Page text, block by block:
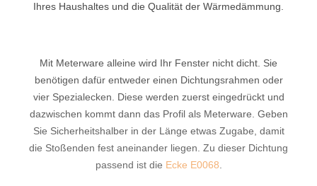
Ihres Haushaltes und die Qualität der Wärmedämmung.
Mit Meterware alleine wird Ihr Fenster nicht dicht. Sie
benötigen dafür entweder einen Dichtungsrahmen oder
vier Spezialecken. Diese werden zuerst eingedrückt und
dazwischen kommt dann das Profil als Meterware. Geben
Sie Sicherheitshalber in der Länge etwas Zugabe, damit
die Stoßenden fest aneinander liegen. Zu dieser Dichtung
passend ist die Ecke E0068